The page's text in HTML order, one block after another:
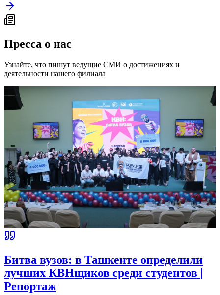
Пресса о нас
Узнайте, что пишут ведущие СМИ о достижениях и
деятельности нашего филиала
Битва вузов: в Ташкенте определили
лучших КВНщиков среди студентов |
Репортаж